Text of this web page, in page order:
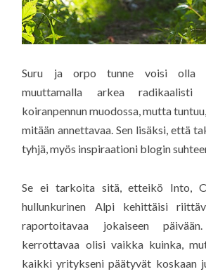
Suru ja orpo tunne voisi olla
muuttamalla arkea radikaalisti
koiranpennun muodossa, mutta
mitään annettavaa. Sen lisäksi, että
tyhjä, myös inspiraationi blogin
Se ei tarkoita sitä, etteikö Into,
hullunkurinen Alpi kehittäisi
raportoitavaa jokaiseen
kerrottavaa olisi vaikka kuinka,
kaikki yritykseni päätyvät koskaan